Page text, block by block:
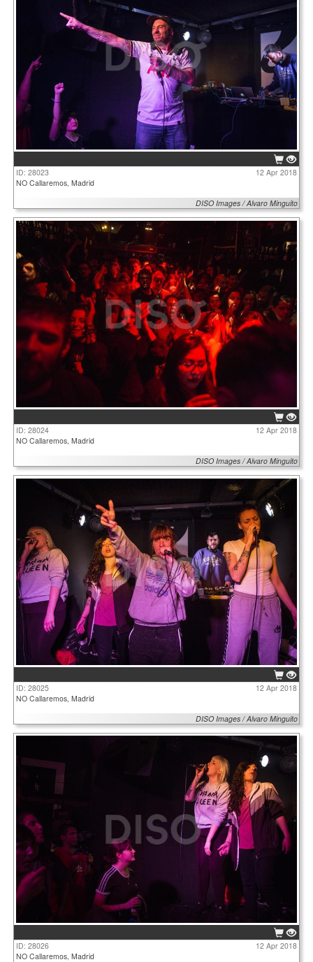
ID: 28023
12 Apr 2018
NO Callaremos, Madrid
DISO Images / Alvaro Minguito
ID: 28024
12 Apr 2018
NO Callaremos, Madrid
DISO Images / Alvaro Minguito
ID: 28025
12 Apr 2018
NO Callaremos, Madrid
DISO Images / Alvaro Minguito
ID: 28026
12 Apr 2018
NO Callaremos, Madrid